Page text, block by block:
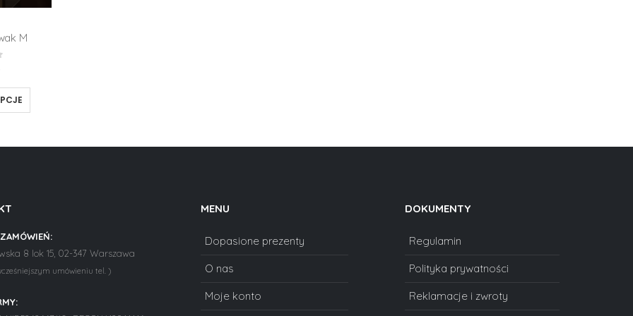
M
8 lok 15, 02-347 Warszawa
umówieniu tel. )
MENU
Dopasione prezenty
O nas
Moje konto
DOKUMENTY
Regulamin
Polityka prywatności
Reklamacje i zwroty